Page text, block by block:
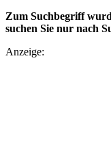
Zum Suchbegriff
suchen Sie nur nach
Anzeige: